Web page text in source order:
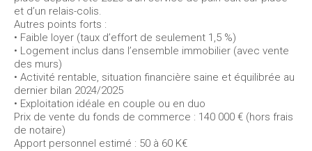
et d’un relais-colis.
Autres points forts :
• Faible loyer (taux d’effort de seulement 1,5 %)
• Logement inclus dans l’ensemble immobilier (avec vente
des murs)
• Activité rentable, situation financière saine et équilibrée au
dernier bilan 2024/2025
• Exploitation idéale en couple ou en duo
Prix de vente du fonds de commerce : 140 000 € (hors frais
de notaire)
Apport personnel estimé : 50 à 60 K€